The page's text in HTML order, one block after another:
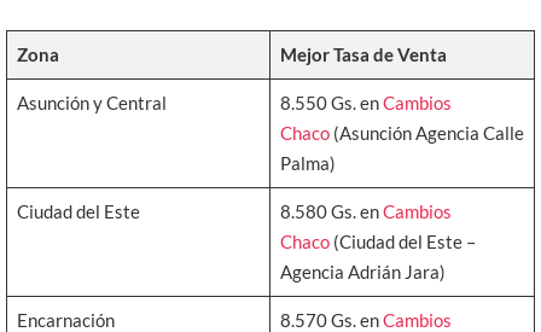
Zona Mejor Tasa de Venta
Asunción y Central 8.550 Gs. enCambios
Chaco(Asunción Agencia Calle
Palma)
Ciudad del Este 8.580 Gs. enCambios
Chaco(Ciudad del Este –
Agencia Adrián Jara)
Encarnación 8.570 Gs. enCambios